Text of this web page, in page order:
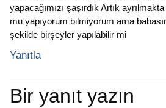
yapacağımızı şaşırdık Artık
mu yapıyorum bilmiyorum ama
şekilde birşeyler yapılabilir mi
Yanıtla
Bir yanıt yazın